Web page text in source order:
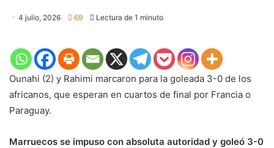
4 julio, 2026 69 Lectura de 1 minuto
Ounahi (2) y Rahimi marcaron para la goleada 3-0 de los
africanos, que esperan en cuartos de final por Francia o
Paraguay.
Marruecos se impuso con absoluta autoridad y goleó 3-0